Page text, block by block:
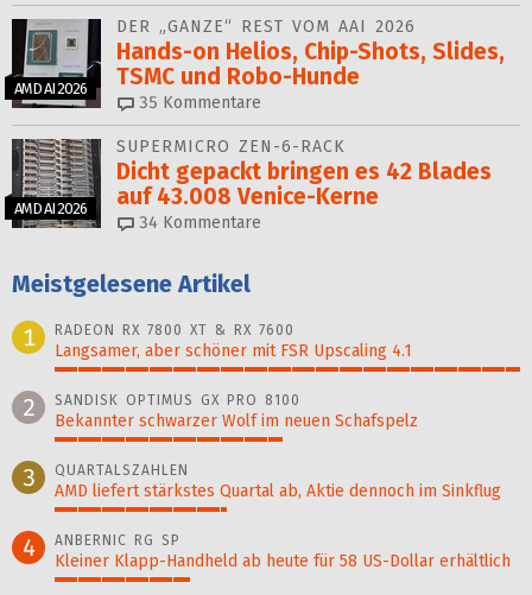
AMD AI 2026
DER „GANZE“ REST VOM AAI 2026
Hands-on Helios, Chip-Shots, Slides,
TSMC und Robo-Hunde
35 Kommentare
AMD AI 2026
SUPERMICRO ZEN-6-RACK
Dicht gepackt bringen es 42 Blades
auf 43.008 Venice-Kerne
34 Kommentare
Meistgelesene Artikel
1
RADEON RX 7800 XT & RX 7600
Langsamer, aber schöner mit FSR Upscaling 4.1
2 SANDISK OPTIMUS GX PRO 8100
Bekannter schwarzer Wolf im neuen Schafspelz
3 QUARTALSZAHLEN
AMD liefert stärkstes Quartal ab, Aktie dennoch im Sinkflug
4 ANBERNIC RG SP
Kleiner Klapp-Hand­held ab heute für 58 US-Dollar er­hält­lich